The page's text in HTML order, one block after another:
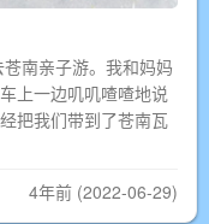
南亲子游。我和妈妈
上一边叽叽喳喳地说
把我们带到了苍南瓦
4年前 (2022-06-29)